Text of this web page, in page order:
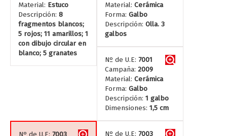
Material: Estuco
Descripción: 8
fragmentos blancos;
5 rojos; 11 amarillos; 1
con dibujo circular en
blanco; 5 granates
Material: Cerámica
Forma: Galbo
Descripción: Olla. 3
galbos
Nº de U.E: 7001
Campaña: 2009
Material: Cerámica
Forma: Galbo
Descripción: 1 galbo
Dimensiones: 1,5 cm
Nº de U.E: 7003 Nº de U.E: 7003